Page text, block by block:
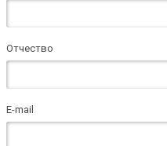
Отчество
E-mail